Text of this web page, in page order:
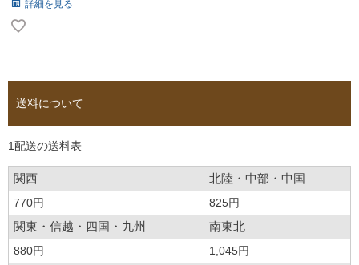
詳細を見る
送料について
1配送の送料表
関西 北陸・中部・中国
770円 825円
関東・信越・四国・九州 南東北
880円
1,045円